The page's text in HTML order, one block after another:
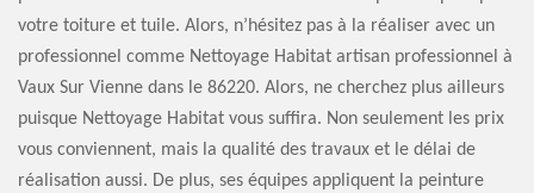
votre toiture et tuile. Alors, n’hésitez pas à la réaliser avec un
professionnel comme Nettoyage Habitat artisan professionnel à
Vaux Sur Vienne dans le 86220. Alors, ne cherchez plus ailleurs
puisque Nettoyage Habitat vous suffira. Non seulement les prix
vous conviennent, mais la qualité des travaux et le délai de
réalisation aussi. De plus, ses équipes appliquent la peinture